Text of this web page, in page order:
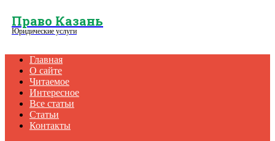
Право Казань
Юридические услуги
Главная
О сайте
Читаемое
Интересное
Все статьи
Статьи
Контакты